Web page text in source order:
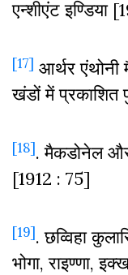
एन्शीएंट इण्डिया
[17] आर्थर
खंडों में प्रकाशित
[18]. मैकडोनेल
[1912 : 75]
[19]. छव्विहा
भोगा, राइण्णा,